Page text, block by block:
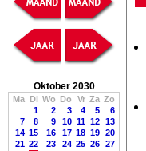
Oktober 2030
Ma Di Wo Do Vr Za Zo
1
2 3 4 5
6
7
8 9 10 11 12 13
14 15 16 17 18 19 20
21 22 23 24 25 26 27